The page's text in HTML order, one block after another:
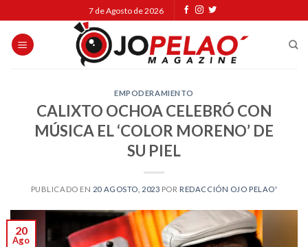
to
content
7 de Agosto de 2026
EMPODERAMIENTO
CALIXTO OCHOA CELEBRÓ CON
MÚSICA EL ‘COLOR MORENO’ DE
SU PIEL
PUBLICADO EN 20 AGOSTO, 2023 POR REDACCIÓN OJO PELAO'
20
Ago